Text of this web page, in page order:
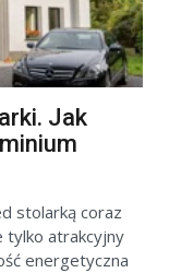
Jak
stolarką coraz
tylko atrakcyjny
energetyczna